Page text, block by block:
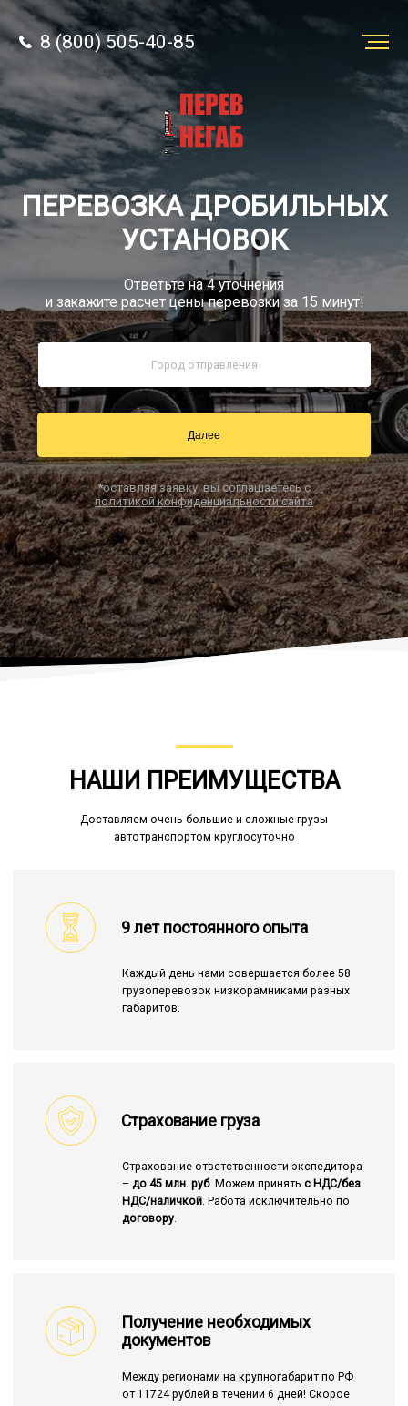
8 (800) 505-40-85
Звонок по России бесплатно
sale@simtruck-negabarit.ru
Заказать звонок
Заказать
перевозку
Грузы
8 (800) 505-40-85
ПЕРЕВОЗКА ДРОБИЛЬНЫХ
УСТАНОВОК
Ответьте на 4 уточнения
и закажите расчет цены перевозки за 15 минут!
Далее
*оставляя заявку, вы соглашаетесь с
политикой конфиденциальности сайта
НАШИ ПРЕИМУЩЕСТВА
Доставляем очень большие и сложные грузы
автотранспортом круглосуточно
9 лет постоянного опыта
Каждый день нами совершается более 58
грузоперевозок низкорамниками разных
габаритов.
Страхование груза
Страхование ответственности экспедитора
– до 45 млн. руб. Можем принять с НДС/без
НДС/наличкой. Работа исключительно по
договору.
Получение необходимых
документов
Между регионами на крупногабарит по РФ
от 11724 рублей в течении 6 дней! Скорое